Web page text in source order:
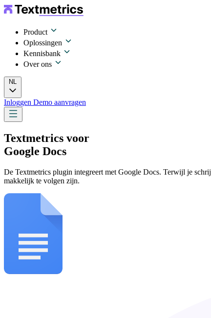
Product
Oplossingen
Kennisbank
Over ons
NL
Inloggen Demo aanvragen
Textmetrics voor
Google Docs
De Textmetrics plugin integreert met Google Docs. Terwijl je
makkelijk te volgen zijn.